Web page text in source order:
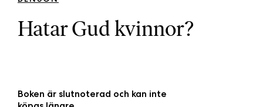
Hatar Gud kvinnor?
Boken är slutnoterad och kan inte